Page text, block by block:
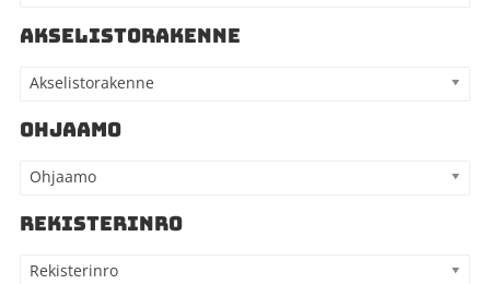
AKSELISTORAKENNE
Akselistorakenne
OHJAAMO
Ohjaamo
REKISTERINRO
Rekisterinro